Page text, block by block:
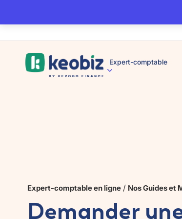
A
c
c
u
Expert-comptable
Expert-comptable en ligne / Nos Guides et
Demander